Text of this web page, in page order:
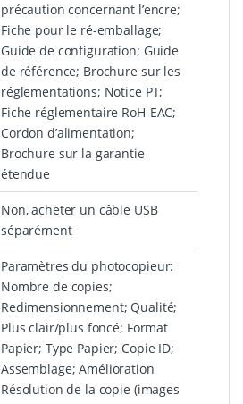
précaution concernant l’encre;
Fiche pour le ré-emballage;
Guide de configuration; Guide
de référence; Brochure sur les
réglementations; Notice PT;
Fiche réglementaire RoH-EAC;
Cordon d’alimentation;
Brochure sur la garantie
étendue
Non, acheter un câble USB
séparément
Paramètres du photocopieur:
Nombre de copies;
Redimensionnement; Qualité;
Plus clair/plus foncé; Format
Papier; Type Papier; Copie ID;
Assemblage; Amélioration
Résolution de la copie (images